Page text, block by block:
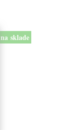
na sklade